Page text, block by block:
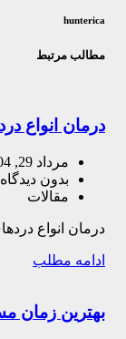
hunterica
مطالب مرتبط
درمان انواع
مرداد 29, 1404
بدون دیدگاه
مقالات
درمان انواع
ادامه مطلب
بهترین زمان